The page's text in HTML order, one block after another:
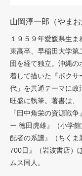
山岡淳一郎（やま
１９５９年愛媛県生
東高卒、早稲田大学第
団を経て独立。沖縄
着して描いた『ボクサ
代」を共通テーマに政
旺盛に執筆。著書は
『田中角栄の資源戦
ー 徳田虎雄』（小学
配者の系譜』（ちく
700日』（岩波書店）
ムス同人。